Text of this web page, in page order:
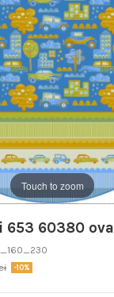
Touch to zoom
60380 oval
-10%